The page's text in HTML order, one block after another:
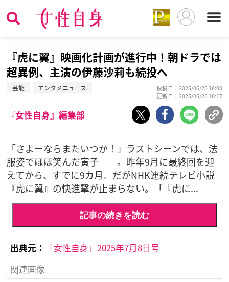
『虎に翼』映画化計画が進行中！朝ドラでは
超異例、主演の伊藤沙莉も続投へ
芸能 エンタメニュース
投稿日：2025/06/23 16:00
更新日：2025/06/23 18:17
『女性自身』編集部
「さよーならまたいつか！」ラストシーンでは、法
服姿でほほ笑んだ寅子――。昨年9月に最終回を迎
えてから、すでに9カ月。だがNHK連続テレビ小説
『虎に翼』の快進撃が止まらない。「『虎に...
記事の続きを読む
出典元：
「女性自身」2025年7月8日号
関連画像